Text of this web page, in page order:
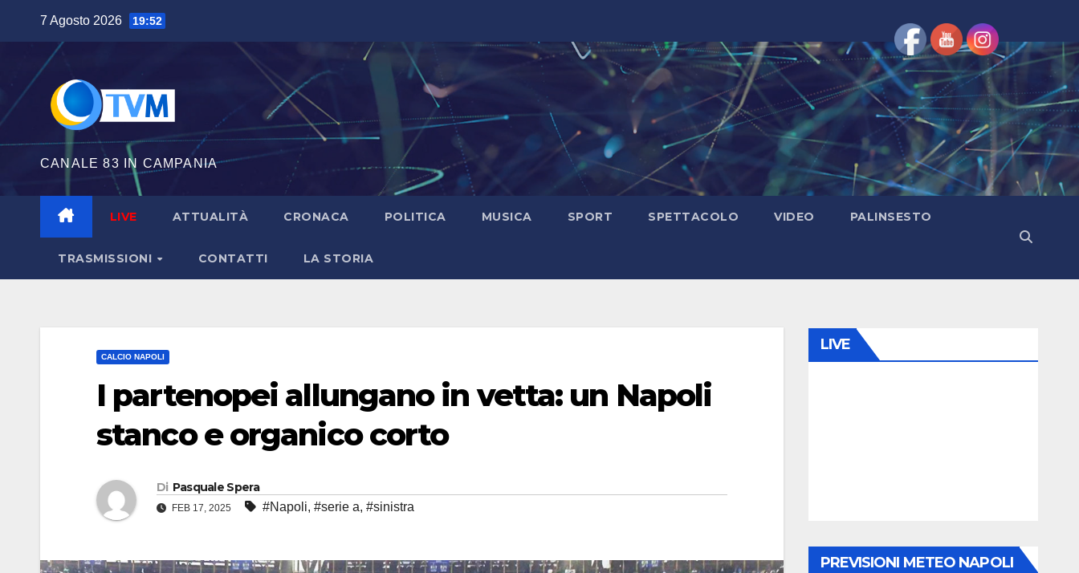
contenuto
7 Agosto 2026 19:52
CANALE 83 IN CAMPANIA
LIVE ATTUALITÀ CRONACA POLITICA MUSICA SPORT SPETTACOLO VIDEO PALINSESTO
TRASMISSIONI CONTATTI LA STORIA
CALCIO NAPOLI
I partenopei allungano in vetta: un Napoli
stanco e organico corto
Di Pasquale Spera
FEB 17, 2025 #Napoli, #serie a, #sinistra
LIVE
PREVISIONI METEO NAPOLI